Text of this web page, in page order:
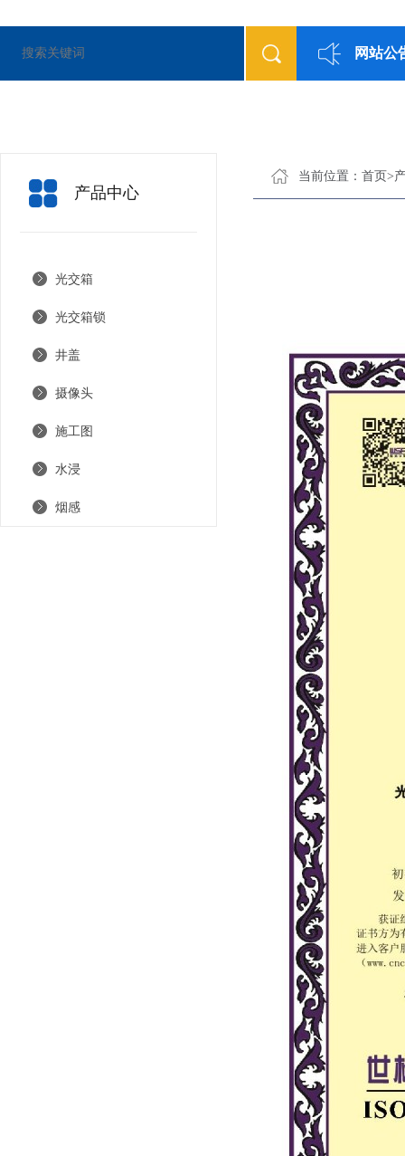
网站公
诚信为本，市场
产品中心
光交箱
光交箱锁
井盖
摄像头
施工图
水浸
烟感
当前位置： 首页>